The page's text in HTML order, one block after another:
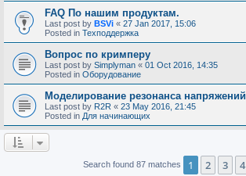
FAQ По нашим продуктам.
Last post by BSVi « 27 Jan 2017, 15:06
Posted in Техподдержка
Вопрос по кримперу
Last post by Simplyman « 01 Oct 2016, 14:35
Posted in Оборудование
Моделирование резонанса напряжений
Last post by R2R « 23 May 2016, 21:45
Posted in Для начинающих
Search found 87 matches 1 2 3 4